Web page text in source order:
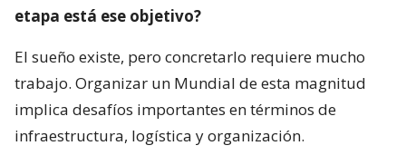
etapa está ese objetivo?
El sueño existe, pero concretarlo requiere mucho
trabajo. Organizar un Mundial de esta magnitud
implica desafíos importantes en términos de
infraestructura, logística y organización.